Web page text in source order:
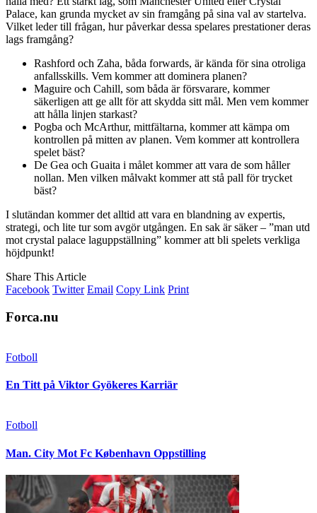
Palace, kan grunda mycket av sin framgång på sina val av startelva.
Vilket leder till frågan, hur påverkar dessa spelares prestationer deras
lags framgång?
Rashford och Zaha, båda forwards, är kända för sina otroliga
anfallsskills. Vem kommer att dominera planen?
Maguire och Cahill, som båda är försvarare, kommer
säkerligen att ge allt för att skydda sitt mål. Men vem kommer
att hålla linjen starkast?
Pogba och McArthur, mittfältarna, kommer att kämpa om
kontrollen på mitten av planen. Vem kommer att kontrollera
spelet bäst?
De Gea och Guaita i målet kommer att vara de som håller
nollan. Men vilken målvakt kommer att stå pall för trycket
bäst?
I slutändan kommer det alltid att vara en blandning av expertis,
strategi, och lite tur som avgör utgången. En sak är säker – ”man utd
mot crystal palace laguppställning” kommer att bli spelets verkliga
höjdpunkt!
Share This Article
Facebook Twitter Email Copy Link Print
Forca.nu
Fotboll
En Titt på Viktor Gyökeres Karriär
Fotboll
Man. City Mot Fc København Oppstilling